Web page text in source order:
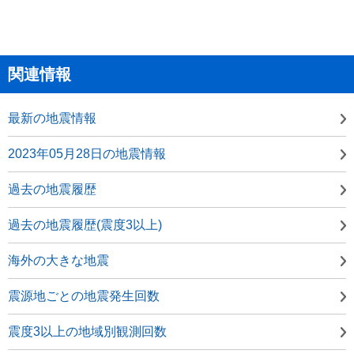
関連情報
最新の地震情報
2023年05月28日の地震情報
過去の地震履歴
過去の地震履歴(震度3以上)
海外の大きな地震
震源地ごとの地震発生回数
震度3以上の地域別観測回数